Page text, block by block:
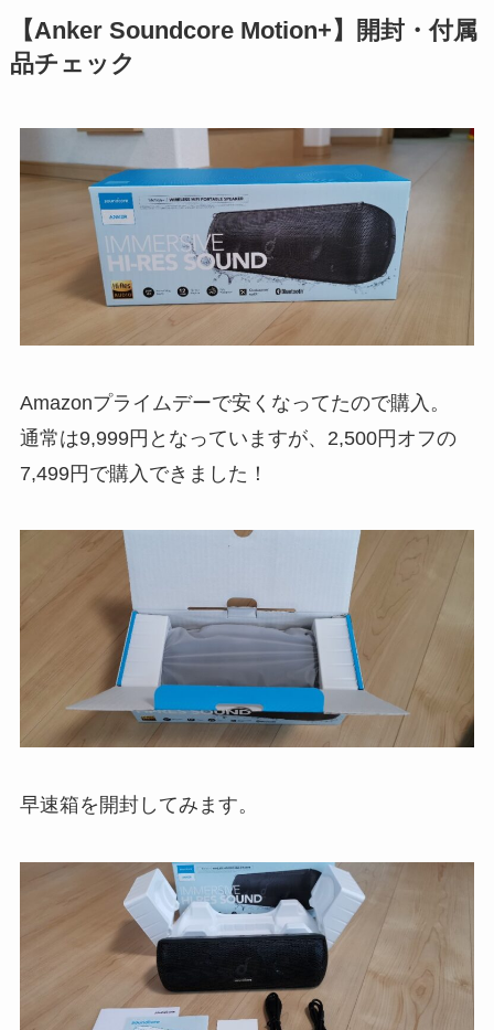
【Anker Soundcore Motion+】開封・付属
品チェック
Amazonプライムデーで安くなってたので購入。
通常は9,999円となっていますが、2,500円オフの
7,499円で購入できました！
早速箱を開封してみます。